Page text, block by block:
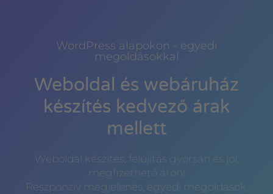
WordPress alapokon - egyedi
megoldásokkal
Weboldal és webáruház
készítés kedvező árak
mellett
Weboldal készítés, felújítás gyorsan és jól,
megfizethető áron!
Reszponzív megjelenés, egyedi megoldások,